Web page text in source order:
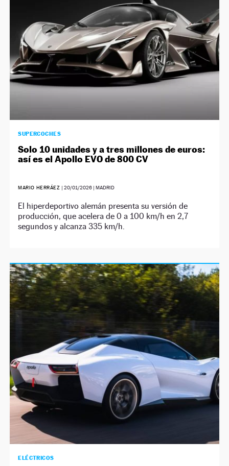
SÍGUENOS
SUPERCOCHES
Solo 10 unidades y a tres millones de euros:
así es el Apollo EVO de 800 CV
MARIO HERRÁEZ |20/01/2026 | MADRID
El hiperdeportivo alemán presenta su versión de
producción, que acelera de 0 a 100 km/h en 2,7
segundos y alcanza 335 km/h.
ELÉCTRICOS